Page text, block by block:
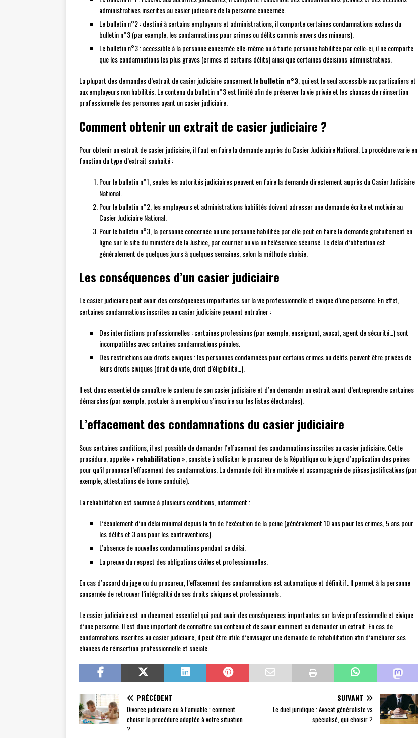
administratives inscrites au casier judiciaire de la personne concernée.
Le bulletin n°2 : destiné à certains employeurs et administrations, il comporte certaines condamnations exclues du
bulletin n°3 (par exemple, les condamnations pour crimes ou délits commis envers des mineurs).
Le bulletin n°3 : accessible à la personne concernée elle-même ou à toute personne habilitée par celle-ci, il ne comporte
que les condamnations les plus graves (crimes et certains délits) ainsi que certaines décisions administratives.
La plupart des demandes d’extrait de casier judiciaire concernent lebulletin n°3 , qui est le seul accessible aux particuliers et
aux employeurs non habilités. Le contenu du bulletin n°3 est limité afin de préserver la vie privée et les chances de réinsertion
professionnelle des personnes ayant un casier judiciaire.
Comment obtenir un extrait de casier judiciaire ?
Pour obtenir un extrait de casier judiciaire, il faut en faire la demande auprès du Casier Judiciaire National. La procédure varie en
fonction du type d’extrait souhaité :
Pour le bulletin n°1, seules les autorités judiciaires peuvent en faire la demande directement auprès du Casier Judiciaire
National.
Pour le bulletin n°2, les employeurs et administrations habilités doivent adresser une demande écrite et motivée au
Casier Judiciaire National.
Pour le bulletin n°3, la personne concernée ou une personne habilitée par elle peut en faire la demande gratuitement en
ligne sur le site du ministère de la Justice, par courrier ou via un téléservice sécurisé. Le délai d’obtention est
généralement de quelques jours à quelques semaines, selon la méthode choisie.
Les conséquences d’un casier judiciaire
Le casier judiciaire peut avoir des conséquences importantes sur la vie professionnelle et civique d’une personne. En effet,
certaines condamnations inscrites au casier judiciaire peuvent entraîner :
Des interdictions professionnelles : certaines professions (par exemple, enseignant, avocat, agent de sécurité…) sont
incompatibles avec certaines condamnations pénales.
Des restrictions aux droits civiques : les personnes condamnées pour certains crimes ou délits peuvent être privées de
leurs droits civiques (droit de vote, droit d’éligibilité…).
Il est donc essentiel de connaître le contenu de son casier judiciaire et d’en demander un extrait avant d’entreprendre certaines
démarches (par exemple, postuler à un emploi ou s’inscrire sur les listes électorales).
L’effacement des condamnations du casier judiciaire
Sous certaines conditions, il est possible de demander l’effacement des condamnations inscrites au casier judiciaire. Cette
procédure, appelée « rehabilitation », consiste à solliciter le procureur de la République ou le juge d’application des peines
pour qu’il prononce l’effacement des condamnations. La demande doit être motivée et accompagnée de pièces justificatives (par
exemple, attestations de bonne conduite).
La rehabilitation est soumise à plusieurs conditions, notamment :
L’écoulement d’un délai minimal depuis la fin de l’exécution de la peine (généralement 10 ans pour les crimes, 5 ans pour
les délits et 3 ans pour les contraventions).
L’absence de nouvelles condamnations pendant ce délai.
La preuve du respect des obligations civiles et professionnelles.
En cas d’accord du juge ou du procureur, l’effacement des condamnations est automatique et définitif. Il permet à la personne
concernée de retrouver l’intégralité de ses droits civiques et professionnels.
Le casier judiciaire est un document essentiel qui peut avoir des conséquences importantes sur la vie professionnelle et civique
d’une personne. Il est donc important de connaître son contenu et de savoir comment en demander un extrait. En cas de
condamnations inscrites au casier judiciaire, il peut être utile d’envisager une demande de rehabilitation afin d’améliorer ses
chances de réinsertion professionnelle et sociale.
PRÉCÉDENT
Divorce judiciaire ou à l’amiable : comment
choisir la procédure adaptée à votre situation
?
SUIVANT
Le duel juridique : Avocat généraliste vs
spécialisé, qui choisir ?